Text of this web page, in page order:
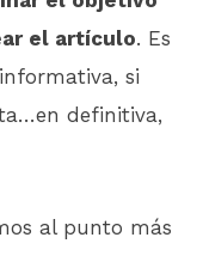
el artículo. Es
si
definitiva,
al punto más